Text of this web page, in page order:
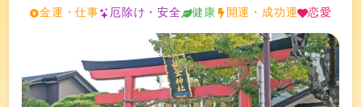
金運・仕事 厄除け・安全 健康 開運・成功運 恋愛